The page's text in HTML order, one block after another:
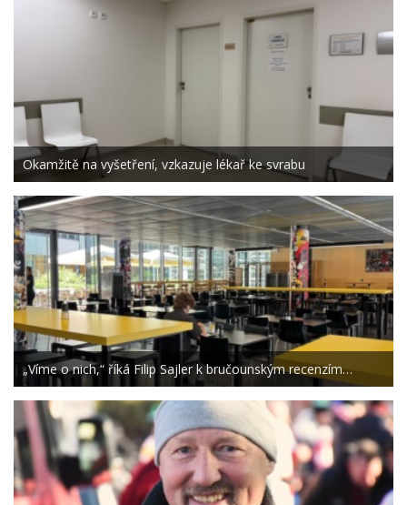
Okamžitě na vyšetření, vzkazuje lékař ke svrabu
„Víme o nich,“ říká Filip Sajler k bručounským recenzím…